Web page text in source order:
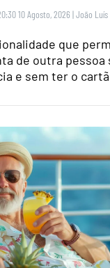
10 Agosto, 2026 |João Luís
que
de outra pessoa
e sem ter o